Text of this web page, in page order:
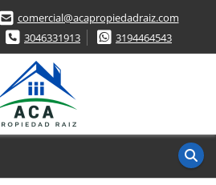
comercial@acapropiedadraiz.com
3046331913
3194464543